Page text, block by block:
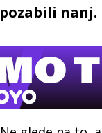
pozabili nanj.